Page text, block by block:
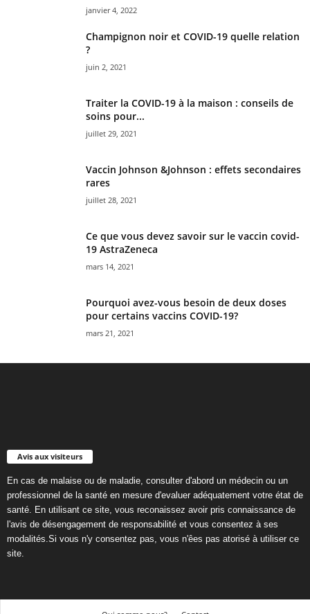
janvier 4, 2022
Champignon noir et COVID-19 quelle relation
?
juin 2, 2021
Traiter la COVID-19 à la maison : conseils de
soins pour...
juillet 29, 2021
Vaccin Johnson &Johnson : effets secondaires
rares
juillet 28, 2021
Ce que vous devez savoir sur le vaccin covid-
19 AstraZeneca
mars 14, 2021
Pourquoi avez-vous besoin de deux doses
pour certains vaccins COVID-19?
mars 21, 2021
Avis aux visiteurs
En cas de malaise ou de maladie, consulter d'abord un médecin ou un
professionnel de la santé en mesure d'evaluer adéquatement votre état de
santé. En utilisant ce site, vous reconaissez avoir pris connaissance de
l'avis de désengagement de responsabilité et vous consentez à ses
modalités.Si vous n'y consentez pas, vous n'êes pas atorisé à utiliser ce
site.